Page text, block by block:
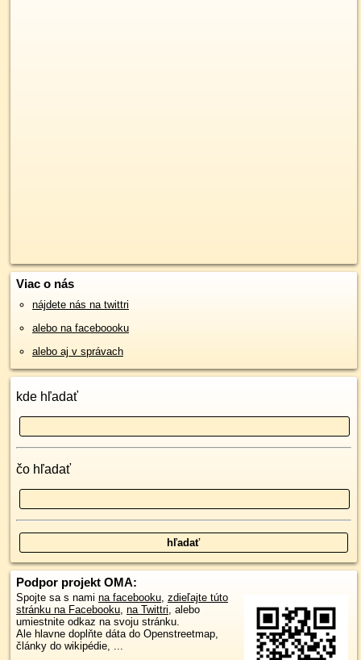
Viac o nás
nájdete nás na twittri
alebo na faceboooku
alebo aj v správach
kde hľadať
čo hľadať
Podpor projekt OMA:
Spojte sa s nami na facebooku, zdieľajte túto
stránku na Facebooku, na Twittri, alebo
umiestnite odkaz na svoju stránku.
Ale hlavne doplňte dáta do Openstreetmap,
články do wikipédie, ...